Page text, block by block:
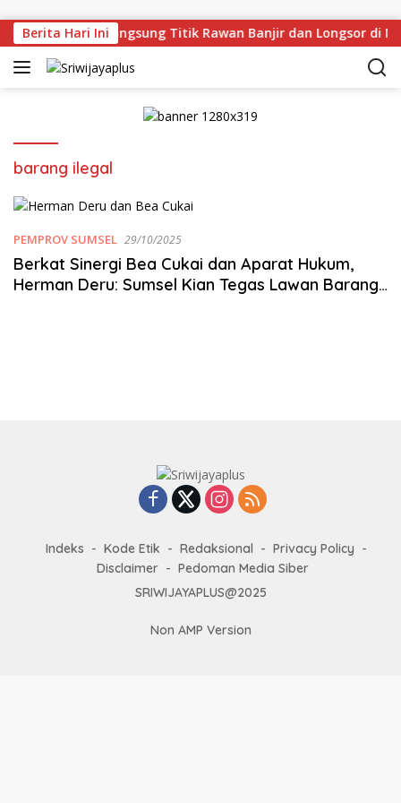
Berita Hari Ini
Deru Tinjau Langsung Titik Rawan Banjir dan Longsor di
barang ilegal
PEMPROV SUMSEL 29/10/2025
Berkat Sinergi Bea Cukai dan Aparat Hukum,
Herman Deru: Sumsel Kian Tegas Lawan Barang
Indeks Kode Etik Redaksional
Privacy Policy
Disclaimer
Pedoman Media Siber
SRIWIJAYAPLUS@2025
Non AMP Version